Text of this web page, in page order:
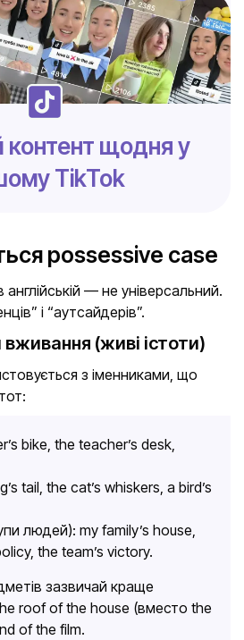
контент щодня у
TikTok
possessive case
англійській — не універсальний.
і “аутсайдерів”.
(живі істоти)
з іменниками, що
bike, the teacher’s desk,
tail, the cat’s whiskers, a bird’s
людей): my family’s house,
the team’s victory.
зазвичай краще
roof of the house (вместо the
of the film.